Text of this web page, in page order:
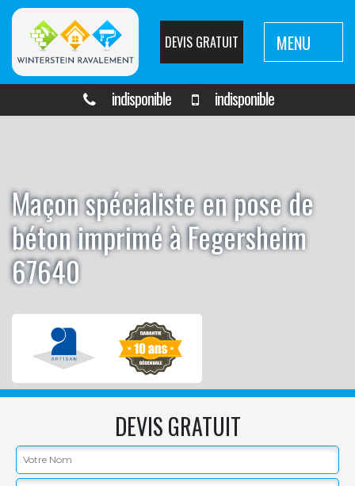
DEVIS GRATUIT MENU
indisponible indisponible
Maçon spécialiste en pose de
béton imprimé à Fegersheim
67640
DEVIS GRATUIT